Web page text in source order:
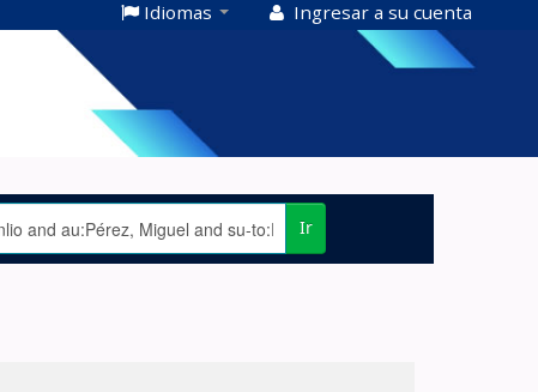
Idiomas Ingresar a su cuenta
Ir